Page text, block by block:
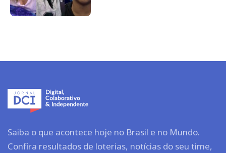
Saiba o que acontece hoje no Brasil e no Mundo.
Confira resultados de loterias, notícias do seu time,